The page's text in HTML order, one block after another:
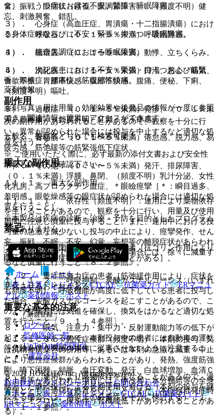
奮、振戦、眼症状（霧視、眼調節障害）、（頻度不明）健
忘、刺激興奮、錯乱。
２）． 呼吸器：（０．１〜５％未満）呼吸困難感。
３）． 循環器：（０．１〜５％未満）動悸、立ちくらみ。
４）． 消化器：（０．１〜５％未満）口渇、悪心・嘔気、
食欲不振、胃部不快感・腹部不快感、腹痛、便秘、下痢、
（頻度不明）嘔吐。
５）． 過敏症：（０．１〜５％未満）発疹、（０．１％未
満）蕁麻疹、（頻度不明）紅斑、そう痒感。
６）． 骨格筋：（０．１〜５％未満）倦怠感、脱力感、易
疲労感、筋弛緩等の筋緊張低下症状。
７）． その他：（０．１〜５％未満）発汗、排尿障害、
（０．１％未満）浮腫、鼻閉、（頻度不明）乳汁分泌、女性
化乳房、高プロラクチン血症、＊眼瞼痙攣［＊：瞬目過多、
羞明感、眼乾燥感等の眼症状が認められた場合には適切な処
置を行うこと］。
禁忌
２．１． 急性閉塞隅角緑内障の患者［抗コリン作用により
眼圧が上昇し、症状を悪化させることがある］。
２．２． 重症筋無力症の患者［筋弛緩作用により、症状を
悪化させるおそれがある］。
重要な基本的注意
８．１． 眠気、注意力・集中力・反射運動能力等の低下が
起こることがあるので、本剤投与中の患者には自動車の運転
等危険を伴う機械の操作に従事させないように注意するこ
と。
８．２． 連用により薬物依存を生じることがあるので、漫
然とした継続投与による長期使用を避ける（本剤の投与を継
続する場合には、治療上の必要性を十分に検討する）〔１
１．１．１参照〕。
２）． うつ病における不安・緊張・睡眠障害。
３）． 心身症（高血圧症、胃潰瘍・十二指腸潰瘍）におけ
る身体症候ならびに不安・緊張・抑うつ・睡眠障害。
４）． 統合失調症における睡眠障害。
５）． 次記疾患における不安・緊張・抑うつおよび筋緊
張：頸椎症、腰痛症、筋収縮性頭痛。
副作用
次の副作用があらわれることがあるので、観察を十分に行
い、異常が認められた場合には投与を中止するなど適切な処
置を行うこと。
重大な副作用
１１．１． 重大な副作用
１１．１．１． 依存性（頻度不明）：連用により薬物依存
を生じることがあるので、観察を十分に行い、用量及び使用
期間に注意し慎重に投与すること。また、連用中における投
与量の急激な減少ないし投与の中止により、痙攣発作、せん
妄、振戦、不眠、不安、幻覚、妄想等の離脱症状があらわれ
ることがあるので、投与を中止する場合には、徐々に減量す
るなど慎重に行うこと〔８．２参照〕。
１１．１．２． 呼吸抑制、炭酸ガスナルコーシス（いずれ
も頻度不明）：呼吸機能が高度に低下している患者に投与し
た場合、炭酸ガスナルコーシスを起こすことがあるので、こ
のような場合には気道を確保し、換気をはかるなど適切な処
置を行うこと〔９．１．４参照〕。
１１．１．３． 悪性症候群（頻度不明）：本剤の投与、又
は抗精神病薬との併用等、あるいは本剤の急激な減量・中止
により悪性症候群があらわれることがあり、発熱、強度筋強
剛、嚥下困難、頻脈、血圧変動、発汗、白血球増加、血清Ｃ
Ｋ上昇等があらわれた場合には、体冷却、水分補給等の全身
管理とともに適切な処置を行うこと（また、本症候群発症時
にはミオグロビン尿を伴う腎機能低下があらわれることがあ
る）。
薬剤情報
薬剤写真、用法用量、効能効果や後発品の情報が一度に参照
でき、関連情報へ簡単にアクセスができます。
一般名、製品名どちらでも検索可能！
※ ご使用いただく際に、必ず最新の添付文書および安全性
情報も併せてご確認下さい。
※本製品は疾病の診断・治療・予防を目的としたプログラム
ではありません。
ホーム
ノート
表・計算
レジメン CTCAE 抗菌薬ガイド
ERマニュ
アル
薬剤情報 ポスト
新規登録
ログイン
監修医師一覧
UpToDate特別割引
運営会社
© 2021 HOKUTO Inc. All rights reserved.
利用規約プライバシーポリシーお問い合わせ
ホーム
表・計算 レジメン CTCAE
抗菌薬ガイド
ERマニュアル
薬剤情報 ポスト